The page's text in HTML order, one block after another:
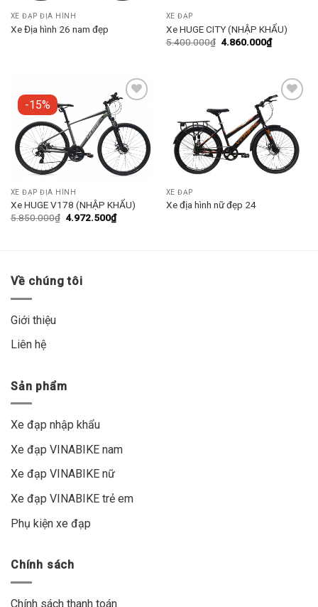
XE ĐẠP ĐỊA HÌNH
Xe Địa hình 26 nam đẹp
XE ĐẠP
Xe HUGE CITY (NHẬP KHẨU)
5.400.000₫ 4.860.000₫
-15%
Add to
wishlist
XE ĐẠP ĐỊA HÌNH
Xe HUGE V178 (NHẬP KHẨU)
5.850.000₫ 4.972.500₫
Add to
wishlist
XE ĐẠP
Xe địa hình nữ đẹp 24
Về chúng tôi
Giới thiệu
Liên hệ
Sản phẩm
Xe đạp nhập khẩu
Xe đạp VINABIKE nam
Xe đạp VINABIKE nữ
Xe đạp VINABIKE trẻ em
Phụ kiện xe đạp
Chính sách
Chính sách thanh toán